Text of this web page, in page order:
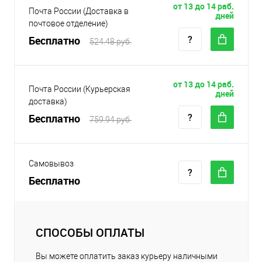
Почта России (Доставка в
почтовое отделение)
Бесплатно 524.48 руб.
от 13 до 14 раб.
дней
Почта России (Курьерская
доставка)
Бесплатно 759.94 руб.
от 13 до 14 раб.
дней
Самовывоз
Бесплатно
СПОСОБЫ ОПЛАТЫ
Вы можете оплатить заказ курьеру наличными